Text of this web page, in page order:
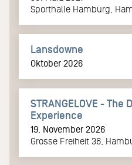
Sporthalle Hamburg,
Lansdowne
Oktober 2026
STRANGELOVE - The
Experience
19. November 2026
Grosse Freiheit 36,